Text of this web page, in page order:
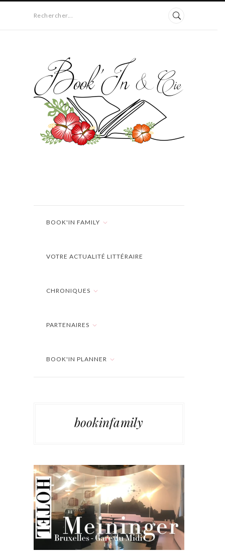
Rechercher...
BOOK'IN FAMILY
VOTRE ACTUALITÉ LITTÉRAIRE
CHRONIQUES
PARTENAIRES
BOOK'IN PLANNER
bookinfamily